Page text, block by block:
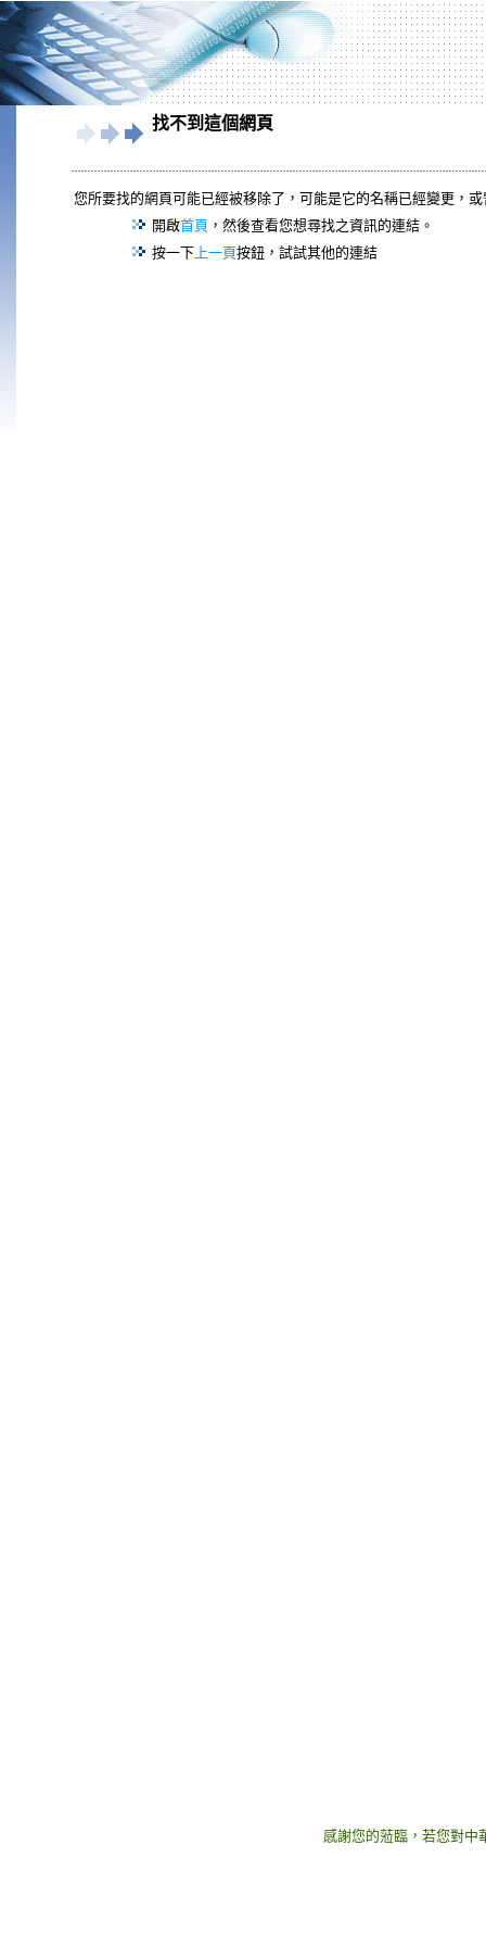
找不到這個網頁
您所要找的網頁可能已經被移除了，可能是它的名稱已經變更，
開啟首頁 ，然後查看您想尋找之資訊的連結。
按一下上一頁按鈕，試試其他的連結
感謝您的蒞臨，若您對中